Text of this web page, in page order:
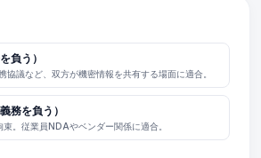
負う）
協議など、双方が機密情報を共有する場面に適合。
務を負う）
。従業員NDAやベンダー関係に適合。